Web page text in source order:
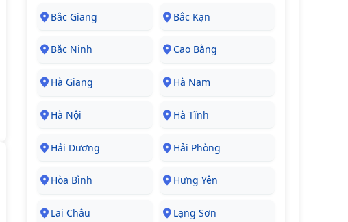
Bắc Giang Bắc Kạn
Bắc Ninh Cao Bằng
Hà Giang Hà Nam
Hà Nội Hà Tĩnh
Hải Dương Hải Phòng
Hòa Bình Hưng Yên
Lai Châu Lạng Sơn